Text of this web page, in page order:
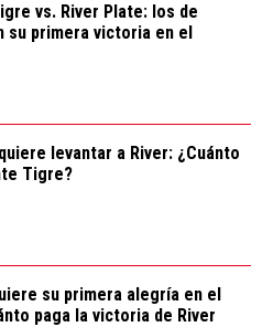
vs. River Plate: los de
su primera victoria en el
levantar a River: ¿Cuánto
Tigre?
su primera alegría en el
paga la victoria de River